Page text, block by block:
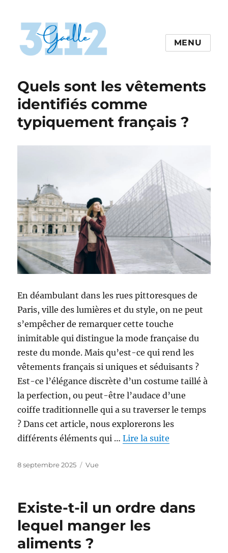
MENU
Quels sont les vêtements
identifiés comme
typiquement français ?
En déambulant dans les rues pittoresques de
Paris, ville des lumières et du style, on ne peut
s’empêcher de remarquer cette touche
inimitable qui distingue la mode française du
reste du monde. Mais qu’est-ce qui rend les
vêtements français si uniques et séduisants ?
Est-ce l’élégance discrète d’un costume taillé à
la perfection, ou peut-être l’audace d’une
coiffe traditionnelle qui a su traverser le temps
? Dans cet article, nous explorerons les
différents éléments qui …Lire la suite
Publié
8 septembre 2025 Catégories
Vue
Existe-t-il un ordre dans
lequel manger les
aliments ?